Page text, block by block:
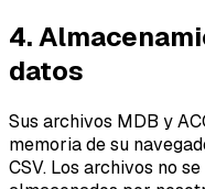
4.
datos
Sus archivos MDB y
memoria de su
CSV. Los archivos no